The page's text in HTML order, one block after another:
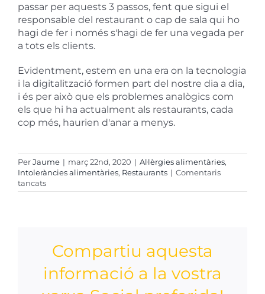
passar per aquests 3 passos, fent que sigui el
responsable del restaurant o cap de sala qui ho
hagi de fer i només s'hagi de fer una vegada per
a tots els clients.
Evidentment, estem en una era on la tecnologia
i la digitalització formen part del nostre dia a dia,
i és per això que els problemes analògics com
els que hi ha actualment als restaurants, cada
cop més, haurien d'anar a menys.
PerJaume | març 22nd, 2020 | Al·lèrgies alimentàries,
Intoleràncies alimentàries, Restaurants | Comentaris
tancatsa
Las
en
los
restaurantes
Compartiu aquesta
informació a la vostra